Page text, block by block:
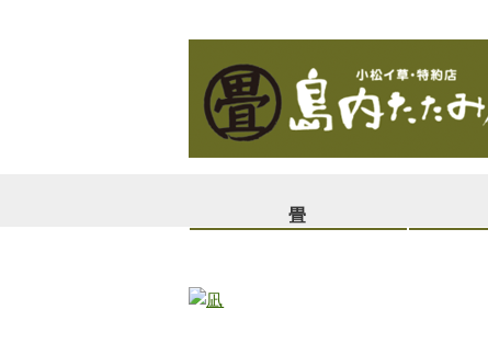
畳